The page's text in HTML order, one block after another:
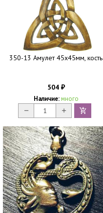
350-13 Амулет 45х45мм, кость
504 ₽
Наличие: много